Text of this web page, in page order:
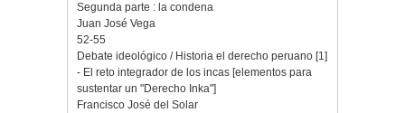
Segunda parte : la condena
Juan José Vega
52-55
Debate ideológico / Historia el derecho peruano [1]
- El reto integrador de los incas [elementos para
sustentar un "Derecho Inka"]
Francisco José del Solar